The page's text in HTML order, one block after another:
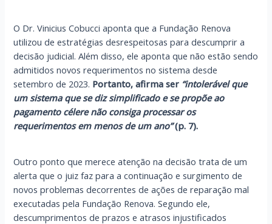
O Dr. Vinicius Cobucci aponta que a Fundação Renova
utilizou de estratégias desrespeitosas para descumprir a
decisão judicial. Além disso, ele aponta que não estão sendo
admitidos novos requerimentos no sistema desde
setembro de 2023. Portanto, afirma ser “intolerável que
um sistema que se diz simplificado e se propõe ao
pagamento célere não consiga processar os
requerimentos em menos de um ano”(p. 7).
Outro ponto que merece atenção na decisão trata de um
alerta que o juiz faz para a continuação e surgimento de
novos problemas decorrentes de ações de reparação mal
executadas pela Fundação Renova. Segundo ele,
descumprimentos de prazos e atrasos injustificados